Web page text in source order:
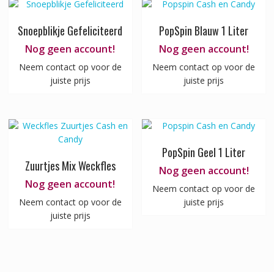
Snoepblikje Gefeliciteerd
Nog geen account!
Neem contact op voor de
juiste prijs
PopSpin Blauw 1 Liter
Nog geen account!
Neem contact op voor de
juiste prijs
Zuurtjes Mix Weckfles
Nog geen account!
Neem contact op voor de
juiste prijs
PopSpin Geel 1 Liter
Nog geen account!
Neem contact op voor de
juiste prijs